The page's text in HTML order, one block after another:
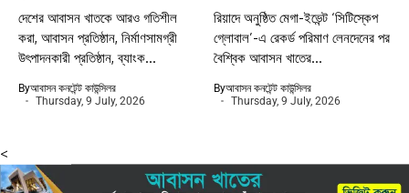
দেশের আবাসন খাতকে আরও গতিশীল
করা, আবাসন প্রতিষ্ঠান, নির্মাণসামগ্রী
উৎপাদনকারী প্রতিষ্ঠান, ব্যাংক...
Byআবাসন কনটেন্ট কাউন্সিলর
Thursday, 9 July, 2026
রিয়াদে অনুষ্ঠিত মেগা-ইভেন্ট ‘সিটিস্কেপ
গ্লোবাল’-এ রেকর্ড পরিমাণ লেনদেনের পর
বৈশ্বিক আবাসন খাতের...
Byআবাসন কনটেন্ট কাউন্সিলর
Thursday, 9 July, 2026
<